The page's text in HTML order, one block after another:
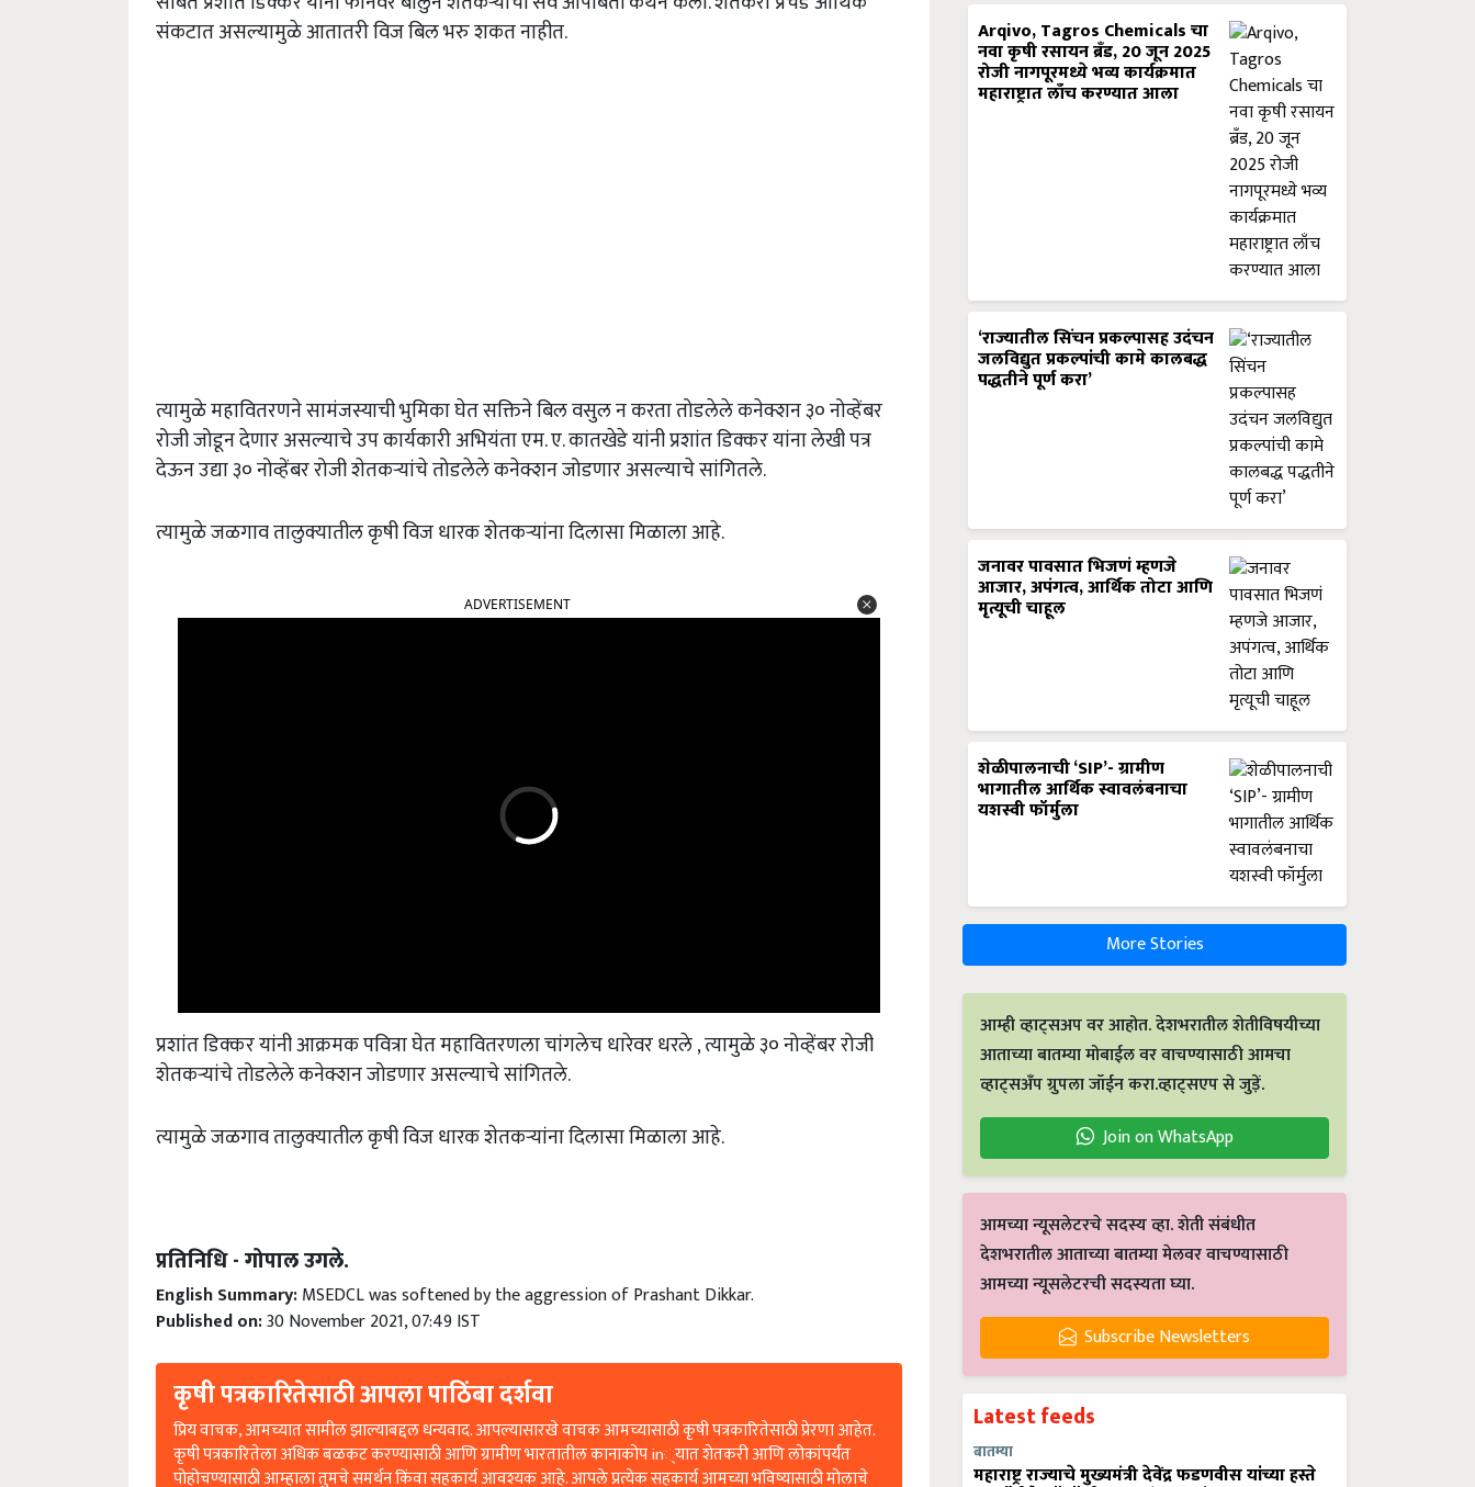
संकटात असल्यामुळे आतातरी विज बिल भरु शकत नाहीत.
त्यामुळे महावितरणने सामंजस्याची भुमिका घेत सक्तिने बिल वसुल न करता तोडलेले कनेक्शन ३० नोव्हेंबर
रोजी जोडून देणार असल्याचे उप कार्यकारी अभियंता एम. ए. कातखेडे यांनी प्रशांत डिक्कर यांना लेखी पत्र
देऊन उद्या ३० नोव्हेंबर रोजी शेतकऱ्यांचे तोडलेले कनेक्शन जोडणार असल्याचे सांगितले.
त्यामुळे जळगाव तालुक्यातील कृषी विज धारक शेतकऱ्यांना दिलासा मिळाला आहे.
प्रशांत डिक्कर यांनी आक्रमक पवित्रा घेत महावितरणला चांगलेच धारेवर धरले , त्यामुळे ३० नोव्हेंबर रोजी
शेतकऱ्यांचे तोडलेले कनेक्शन जोडणार असल्याचे सांगितले.
त्यामुळे जळगाव तालुक्यातील कृषी विज धारक शेतकऱ्यांना दिलासा मिळाला आहे.
प्रतिनिधि - गोपाल उगले.
English Summary: MSEDCL was softened by the aggression of Prashant Dikkar.
Published on:30 November 2021, 07:49 IST
कृषी पत्रकारितेसाठी आपला पाठिंबा दर्शवा
प्रिय वाचक, आमच्यात सामील झाल्याबद्दल धन्यवाद. आपल्यासारखे वाचक आमच्यासाठी कृषी पत्रकारितेसाठी प्रेरणा आहेत.
कृषी पत्रकारितेला अधिक बळकट करण्यासाठी आणि ग्रामीण भारतातील कानाकोप in्यात शेतकरी आणि लोकांपर्यंत
पोहोचण्यासाठी आम्हाला तुमचे समर्थन किंवा सहकार्य आवश्यक आहे. आपले प्रत्येक सहकार्य आमच्या भविष्यासाठी मोलाचे
Arqivo, Tagros Chemicals चा
नवा कृषी रसायन ब्रँड, 20 जून 2025
रोजी नागपूरमध्ये भव्य कार्यक्रमात
महाराष्ट्रात लाँच करण्यात आला
‘राज्यातील सिंचन प्रकल्पासह उदंचन
जलविद्युत प्रकल्पांची कामे कालबद्ध
पद्धतीने पूर्ण करा’
जनावर पावसात भिजणं म्हणजे
आजार, अपंगत्व, आर्थिक तोटा आणि
मृत्यूची चाहूल
शेळीपालनाची ‘SIP’- ग्रामीण
भागातील आर्थिक स्वावलंबनाचा
यशस्वी फॉर्मुला
More Stories
आम्ही व्हाट्सअप वर आहोत. देशभरातील शेतीविषयीच्या
आताच्या बातम्या मोबाईल वर वाचण्यासाठी आमचा
व्हाट्सअँप ग्रुपला जॉईन करा.व्हाट्सएप से जुड़ें.
Join on WhatsApp
आमच्या न्यूसलेटरचे सदस्य व्हा. शेती संबंधीत
देशभरातील आताच्या बातम्या मेलवर वाचण्यासाठी
आमच्या न्यूसलेटरची सदस्यता घ्या.
Subscribe Newsletters
Latest feeds
बातम्या
महाराष्ट्र राज्याचे मुख्यमंत्री देवेंद्र फडणवीस यांच्या हस्ते